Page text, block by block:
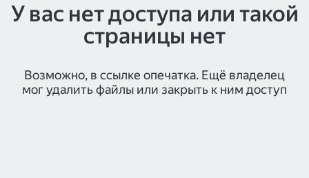
У вас нет доступа или такой
страницы нет
Возможно, в ссылке опечатка. Ещё владелец
мог удалить файлы или закрыть к ним доступ